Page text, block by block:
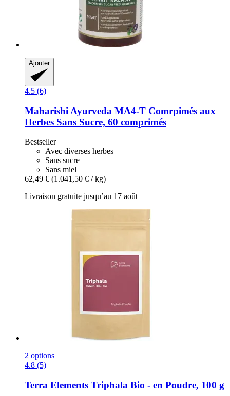
Ajouter
4.5 (6)
Maharishi Ayurveda MA4-​T Comrpimés aux
Herbes Sans Sucre, 60 comprimés
Bestseller
Avec diverses herbes
Sans sucre
Sans miel
62,49 € (1.041,50 € / kg)
Livraison gratuite jusqu’au 17 août
2 options
4.8 (5)
Terra Elements Triphala Bio -​ en Poudre, 100 g